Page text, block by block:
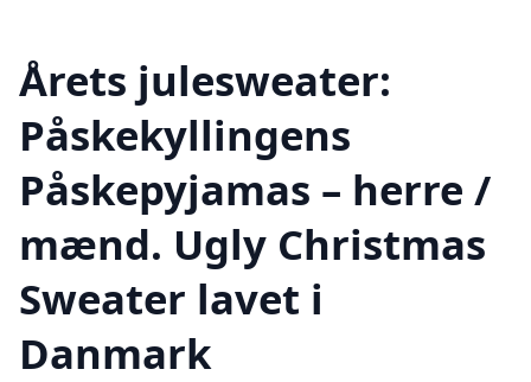
Årets julesweater:
Påskekyllingens
Påskepyjamas – herre /
mænd. Ugly Christmas
Sweater lavet i
Danmark